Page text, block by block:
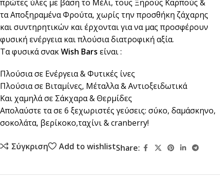
πρώτες ύλες με βάση το Μέλι, τους Ξηρούς Καρπούς &
τα Αποξηραμένα Φρούτα, χωρίς την προσθήκη ζάχαρης
και συντηρητικών και έρχονται για να μας προσφέρουν
φυσική ενέργεια και πλούσια διατροφική αξία.
Τα φυσικά σνακWish Bars είναι :
Πλούσια σε Ενέργεια & Φυτικές ίνες
Πλούσια σε Βιταμίνες, Μέταλλα & Αντιοξειδωτικά
Και χαμηλά σε Σάκχαρα & Θερμίδες
Απολαύστε τα σε 6 ξεχωριστές γεύσεις: σύκο, δαμάσκηνο,
σοκολάτα, βερίκοκο,ταχίνι & cranberry!
Σύγκριση Add to wishlistShare: